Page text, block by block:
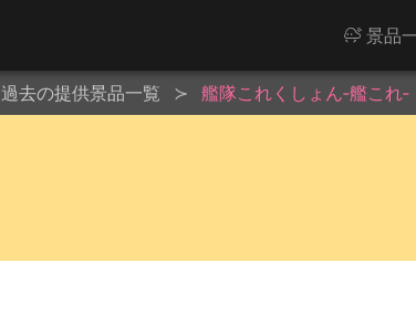
景品
過去の提供景品一覧 艦隊これくしょん‐艦これ